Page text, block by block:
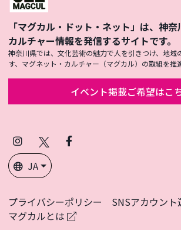
「マグカル・ドット・ネット」は、神奈
カルチャー情報を発信するサイトです。
神奈川県では、文化芸術の魅力で人を引きつけ、地域
す、マグネット・カルチャー（マグカル）の取組を推
イベント掲載ご希望はこ
Instagram
(Twitter)
Facebook
JA
プライバシーポリシー
SNSアカウント
マグカルとは